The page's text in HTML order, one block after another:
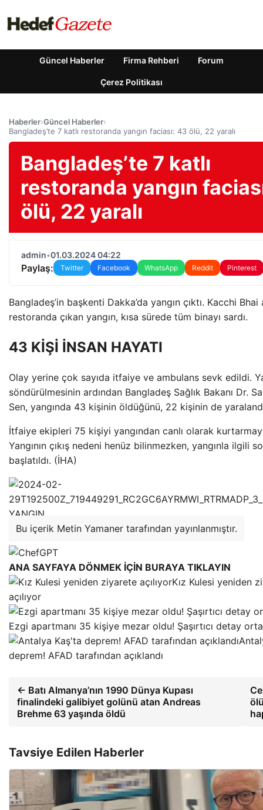
Güncel Haberler Firma Rehberi Forum
Çerez Politikası
Haberler›Güncel Haberler›
Bangladeş’te 7 katlı restoranda yangın faciası: 43 ölü, 22 yaralı
Bangladeş’te 7 katlı
restoranda yangın
ölü, 22 yaralı
admin•01.03.2024 04:22
Paylaş: Twitter Facebook WhatsApp Reddit Pinterest
Bangladeş’in başkenti Dakka’da yangın çıktı. Kacchi Bhai
restoranda çıkan yangın, kısa sürede tüm binayı sardı.
43 KİŞİ İNSAN HAYATI
Olay yerine çok sayıda itfaiye ve ambulans sevk edildi.
söndürülmesinin ardından Bangladeş Sağlık Bakanı Dr.
Sen, yangında 43 kişinin öldüğünü, 22 kişinin de
İtfaiye ekipleri 75 kişiyi yangından canlı olarak
Yangının çıkış nedeni henüz bilinmezken, yangınla ilgili
başlatıldı. (İHA)
Bu içerik Metin Yamaner tarafından yayınlanmıştır.
ANA SAYFAYA DÖNMEK İÇİN BURAYA TIKLAYIN
Kız Kulesi yeniden
açılıyor
Ezgi apartmanı 35 kişiye mezar oldu! Şaşırtıcı detay
deprem! AFAD tarafından açıklandı
← Batı Almanya’nın 1990 Dünya Kupası
finalindeki galibiyet golünü atan Andreas
Brehme 63 yaşında öldü
Tavsiye Edilen Haberler